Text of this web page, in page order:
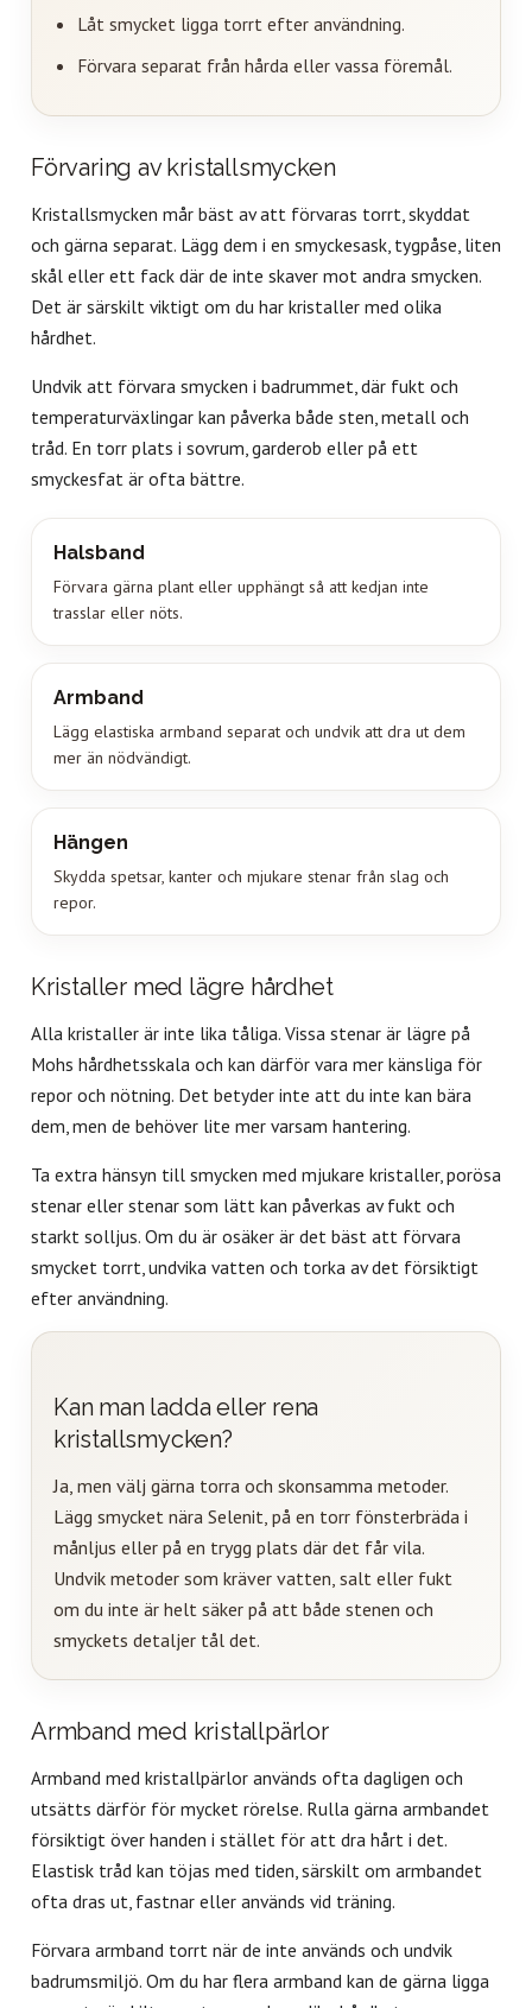
Låt smycket ligga torrt efter användning.
Förvara separat från hårda eller vassa föremål.
Förvaring av kristallsmycken
Kristallsmycken mår bäst av att förvaras torrt, skyddat
och gärna separat. Lägg dem i en smyckesask, tygpåse, liten
skål eller ett fack där de inte skaver mot andra smycken.
Det är särskilt viktigt om du har kristaller med olika
hårdhet.
Undvik att förvara smycken i badrummet, där fukt och
temperaturväxlingar kan påverka både sten, metall och
tråd. En torr plats i sovrum, garderob eller på ett
smyckesfat är ofta bättre.
Halsband
Förvara gärna plant eller upphängt så att kedjan inte
trasslar eller nöts.
Armband
Lägg elastiska armband separat och undvik att dra ut dem
mer än nödvändigt.
Hängen
Skydda spetsar, kanter och mjukare stenar från slag och
repor.
Kristaller med lägre hårdhet
Alla kristaller är inte lika tåliga. Vissa stenar är lägre på
Mohs hårdhetsskala och kan därför vara mer känsliga för
repor och nötning. Det betyder inte att du inte kan bära
dem, men de behöver lite mer varsam hantering.
Ta extra hänsyn till smycken med mjukare kristaller, porösa
stenar eller stenar som lätt kan påverkas av fukt och
starkt solljus. Om du är osäker är det bäst att förvara
smycket torrt, undvika vatten och torka av det försiktigt
efter användning.
Kan man ladda eller rena
kristallsmycken?
Ja, men välj gärna torra och skonsamma metoder.
Lägg smycket nära Selenit, på en torr fönsterbräda i
månljus eller på en trygg plats där det får vila.
Undvik metoder som kräver vatten, salt eller fukt
om du inte är helt säker på att både stenen och
smyckets detaljer tål det.
Armband med kristallpärlor
Armband med kristallpärlor används ofta dagligen och
utsätts därför för mycket rörelse. Rulla gärna armbandet
försiktigt över handen i stället för att dra hårt i det.
Elastisk tråd kan töjas med tiden, särskilt om armbandet
ofta dras ut, fastnar eller används vid träning.
Förvara armband torrt när de inte används och undvik
badrumsmiljö. Om du har flera armband kan de gärna ligga